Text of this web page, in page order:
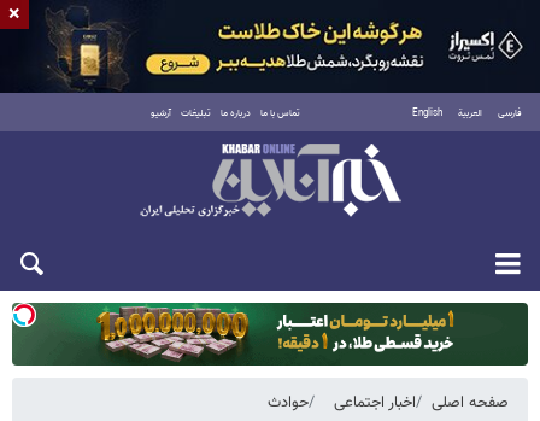
فارسی العربية English تماس با ما درباره ما تبلیغات آرشیو
یکشنبه ۱۸ مرداد ۱۴۰۵
صفحه اصلی اخبار اجتماعی حوادث
×